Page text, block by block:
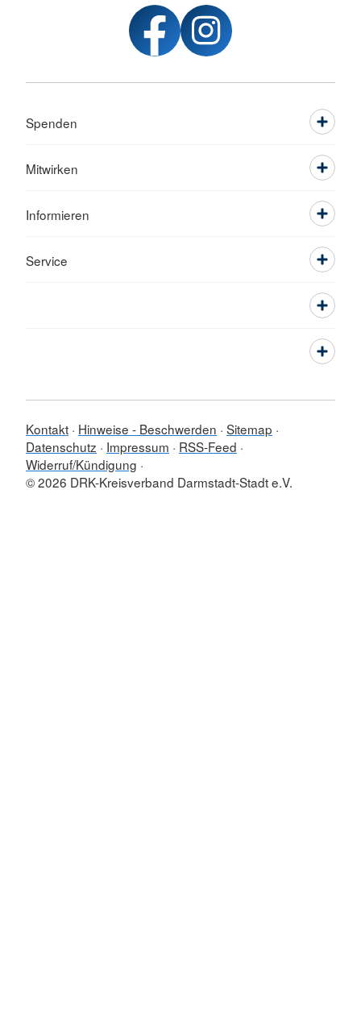
Spenden
Mitwirken
Informieren
Service
Kontakt Hinweise - Beschwerden Sitemap
Datenschutz
Impressum
RSS-Feed
Widerruf/Kündigung
© 2026 DRK-Kreisverband Darmstadt-Stadt e.V.